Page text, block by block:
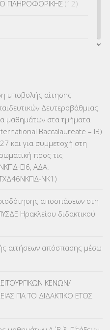
ΠΛΗΡΟΦΟΡΙΚΗΣ (12)
υποβολής αίτησης
Δευτεροβάθμιας
μαθημάτων στα τμήματα
Baccalaureate – IB)
και για συμμετοχή στη
προς τις
ΕΙ6, ΑΔΑ:
ΝΚ1)
αποσπάσεων στη
Ηρακλείου διδακτικού
αιτήσεων απόσπασης μέσω
ΚΕΝΩΝ/
ΓΙΑ ΤΟ ΔΙΔΑΚΤΙΚΟ ΕΤΟΣ